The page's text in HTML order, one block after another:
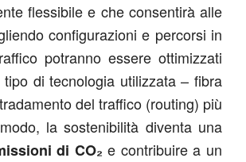
flessibile e che consentirà alle
configurazioni e percorsi in
potranno essere ottimizzati
di tecnologia utilizzata – fibra
del traffico (routing) più
la sostenibilità diventa una
di CO₂ e contribuire a un